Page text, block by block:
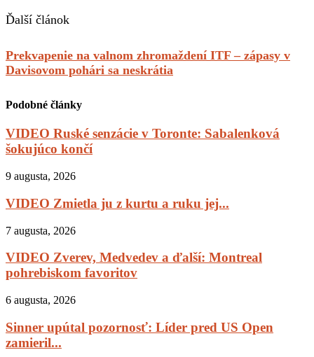
Ďalší článok
Prekvapenie na valnom zhromaždení ITF – zápasy v
Davisovom pohári sa neskrátia
Podobné články
VIDEO Ruské senzácie v Toronte: Sabalenková
šokujúco končí
9 augusta, 2026
VIDEO Zmietla ju z kurtu a ruku jej...
7 augusta, 2026
VIDEO Zverev, Medvedev a ďalší: Montreal
pohrebiskom favoritov
6 augusta, 2026
Sinner upútal pozornosť: Líder pred US Open
zamieril...